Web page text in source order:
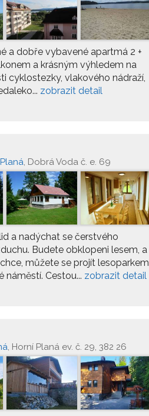
a dobře vybavené apartmá 2 +
a krásným výhledem na
cyklostezky, vlakového nádraží,
zobrazit detail
, Dobrá Voda č. e. 69
a nadýchat se čerstvého
Budete obklopeni lesem, a
můžete se projít lesoparkem
náměstí. Cestou... zobrazit detail
, Horní Planá ev. č. 29, 382 26